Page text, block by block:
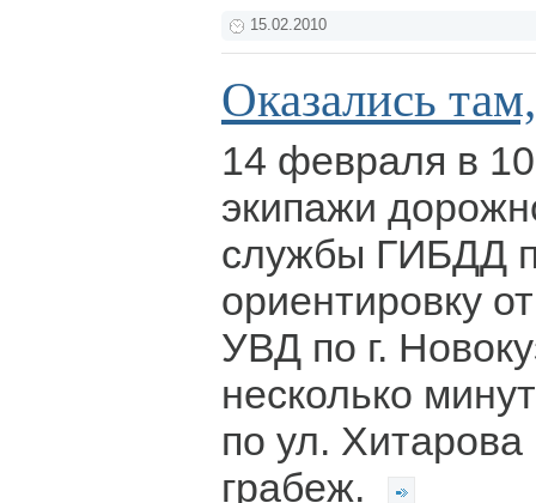
15.02.2010
Оказались
14 февраля в
экипажи
службы ГИБДД
ориентировку
УВД по г.
несколько
по ул.
грабеж.